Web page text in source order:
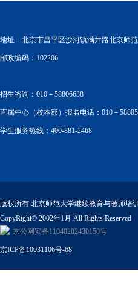
地址：北京市昌平区沙河镇满井路北京师
邮政编码：102206
招生咨询：010－58806638
直属中心（校本部）报名电话：010－
学生服务热线：400-881-2468
版权所有 北京师范大学继续教育与教师培
CopyRight© 2002年1月 All Rights Reserved
京公网安备11040202430150号
京ICP备10031106号-68